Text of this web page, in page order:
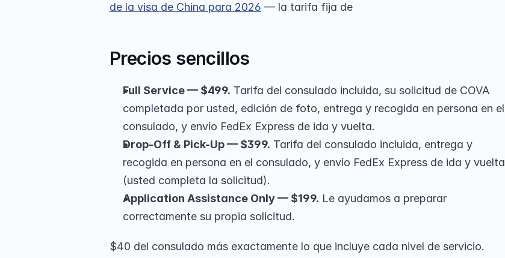
de la visa de China para 2026 — la tarifa fija de
Precios sencillos
Full Service — $499. Tarifa del consulado incluida, su solicitud de COVA
completada por usted, edición de foto, entrega y recogida en persona en el
consulado, y envío FedEx Express de ida y vuelta.
Drop-Off & Pick-Up — $399. Tarifa del consulado incluida, entrega y
recogida en persona en el consulado, y envío FedEx Express de ida y vuelta
(usted completa la solicitud).
Application Assistance Only — $199. Le ayudamos a preparar
correctamente su propia solicitud.
$40 del consulado más exactamente lo que incluye cada nivel de servicio.